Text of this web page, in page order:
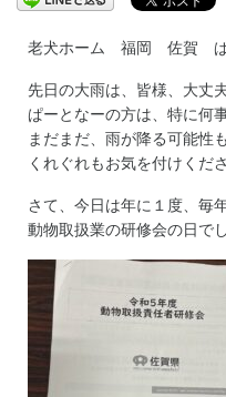
老犬ホーム 福岡 佐賀 ぱ
先日の大雨は、皆様、大丈
ぱーとなーの方は、特に何
まだまだ、雨が降る可能性
くれぐれもお気を付けくだ
さて、今日は年に１度、毎
動物取扱業の研修会の日で